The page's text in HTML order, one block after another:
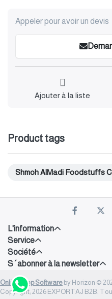
Appeler pour avoir un devis
Ajouter à la liste
Product tags
Shmoh AlMadi Foodstuffs
L'information
Service
Société
S´abonner à la newsletter
Onlineshop Software by Horizon ©
Copyright; 2026 EXPORTAJ B2B.